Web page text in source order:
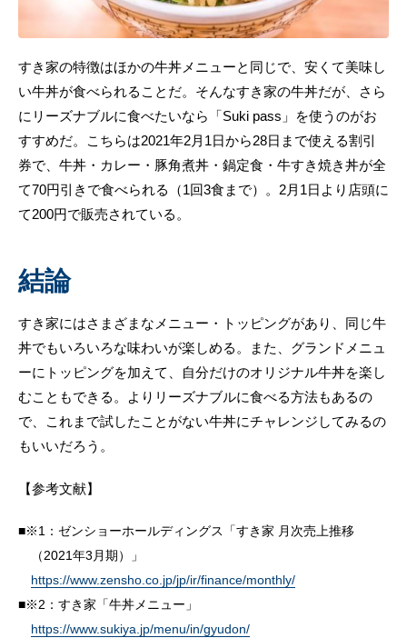
すき家の特徴はほかの牛丼メニューと同じで、安くて美味し
い牛丼が食べられることだ。そんなすき家の牛丼だが、さら
にリーズナブルに食べたいなら「Suki pass」を使うのがお
すすめだ。こちらは2021年2月1日から28日まで使える割引
券で、牛丼・カレー・豚角煮丼・鍋定食・牛すき焼き丼が全
て70円引きで食べられる（1回3食まで）。2月1日より店頭に
て200円で販売されている。
結論
すき家にはさまざまなメニュー・トッピングがあり、同じ牛
丼でもいろいろな味わいが楽しめる。また、グランドメニュ
ーにトッピングを加えて、自分だけのオリジナル牛丼を楽し
むこともできる。よりリーズナブルに食べる方法もあるの
で、これまで試したことがない牛丼にチャレンジしてみるの
もいいだろう。
【参考文献】
※1：ゼンショーホールディングス「すき家 月次売上推移
（2021年3月期）」
https://www.zensho.co.jp/jp/ir/finance/monthly/
※2：すき家「牛丼メニュー」
https://www.sukiya.jp/menu/in/gyudon/